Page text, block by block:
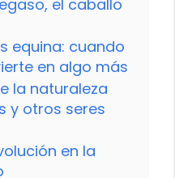
el caballo
equina: cuando
en algo más
la naturaleza
y otros seres
en la